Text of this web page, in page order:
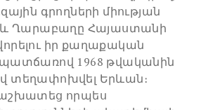
գրողների միության
Ղարաբաղը Հայաստանի
իր քաղաքական
1968 թվականին
տեղափոխվել Երևան։
որպես